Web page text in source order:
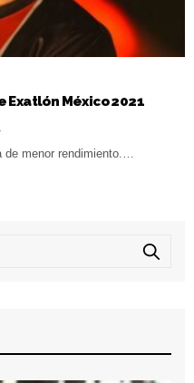
México 2021
menor rendimiento.…